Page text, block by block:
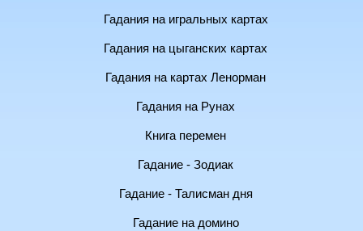
Гадания на игральных картах
Гадания на цыганских картах
Гадания на картах Ленорман
Гадания на Рунах
Книга перемен
Гадание - Зодиак
Гадание - Талисман дня
Гадание на домино